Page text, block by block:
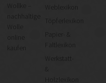
Wollke –
nachhaltige
kaufen
Weblexikon
Töpferlexikon
Papier- &
Faltlexikon
Werkstatt-
&
Holzlexikon